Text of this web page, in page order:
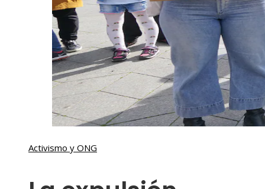
Activismo y ONG